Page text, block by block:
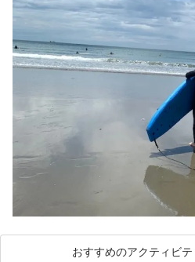
おすすめのアクティビ